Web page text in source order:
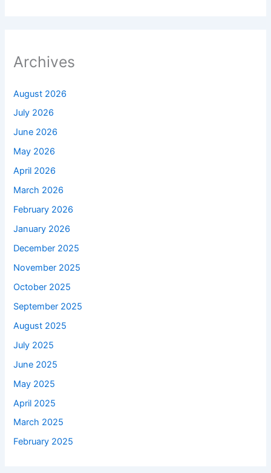
Archives
August 2026
July 2026
June 2026
May 2026
April 2026
March 2026
February 2026
January 2026
December 2025
November 2025
October 2025
September 2025
August 2025
July 2025
June 2025
May 2025
April 2025
March 2025
February 2025